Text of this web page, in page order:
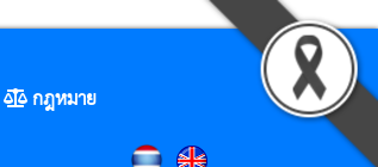
กฎหมาย